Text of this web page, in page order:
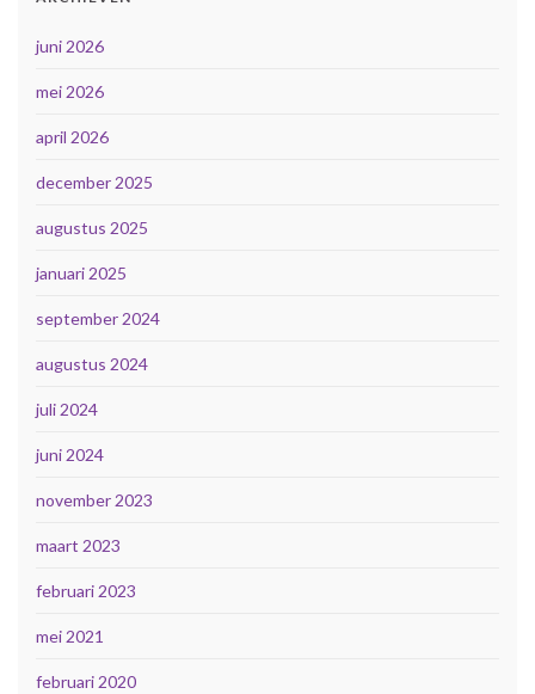
juni 2026
mei 2026
april 2026
december 2025
augustus 2025
januari 2025
september 2024
augustus 2024
juli 2024
juni 2024
november 2023
maart 2023
februari 2023
mei 2021
februari 2020